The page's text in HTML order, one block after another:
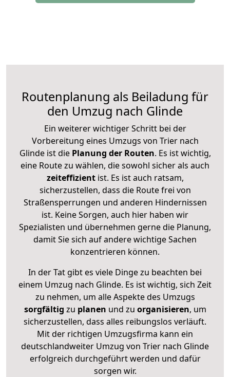
Routenplanung als Beiladung für
den Umzug nach Glinde
Ein weiterer wichtiger Schritt bei der
Vorbereitung eines Umzugs von Trier nach
Glinde ist diePlanung der Routen. Es ist wichtig,
eine Route zu wählen, die sowohl sicher als auch
zeiteffizientist. Es ist auch ratsam,
sicherzustellen, dass die Route frei von
Straßensperrungen und anderen Hindernissen
ist. Keine Sorgen, auch hier haben wir
Spezialisten und übernehmen gerne die Planung,
damit Sie sich auf andere wichtige Sachen
konzentrieren können.
In der Tat gibt es viele Dinge zu beachten bei
einem Umzug nach Glinde. Es ist wichtig, sich Zeit
zu nehmen, um alle Aspekte des Umzugs
sorgfältig zu planen und zu organisieren, um
sicherzustellen, dass alles reibungslos verläuft.
Mit der richtigen Umzugsfirma kann ein
deutschlandweiter Umzug von Trier nach Glinde
erfolgreich durchgeführt werden und dafür
sorgen wir.